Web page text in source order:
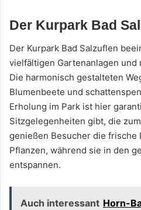
Der Kurpark Bad
Der Kurpark Bad Salzuflen
vielfältigen Gartenanlagen
Die harmonisch gestalteten
Blumenbeete und
Erholung im Park ist hier
Sitzgelegenheiten gibt, die
genießen Besucher die frische
Pflanzen, während sie in den
entspannen.
Auch interessant Horn-